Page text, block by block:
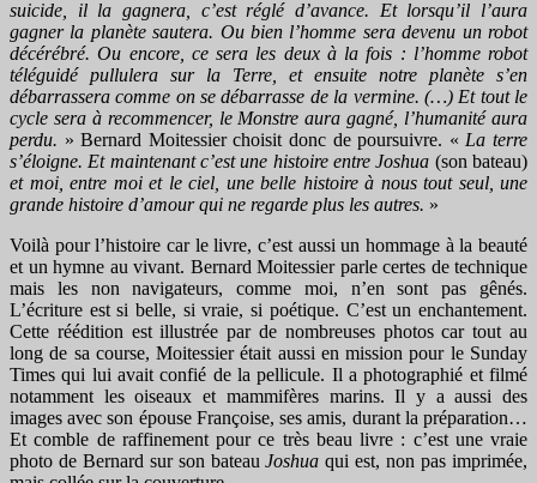
suicide, il la gagnera, c’est réglé d’avance. Et lorsqu’il l’aura
gagner la planète sautera. Ou bien l’homme sera devenu un robot
décérébré. Ou encore, ce sera les deux à la fois : l’homme robot
téléguidé pullulera sur la Terre, et ensuite notre planète s’en
débarrassera comme on se débarrasse de la vermine. (…) Et tout le
cycle sera à recommencer, le Monstre aura gagné, l’humanité aura
perdu. » Bernard Moitessier choisit donc de poursuivre. « La terre
s’éloigne. Et maintenant c’est une histoire entre Joshua (son bateau)
et moi, entre moi et le ciel, une belle histoire à nous tout seul, une
grande histoire d’amour qui ne regarde plus les autres. »
Voilà pour l’histoire car le livre, c’est aussi un hommage à la beauté
et un hymne au vivant. Bernard Moitessier parle certes de technique
mais les non navigateurs, comme moi, n’en sont pas gênés.
L’écriture est si belle, si vraie, si poétique. C’est un enchantement.
Cette réédition est illustrée par de nombreuses photos car tout au
long de sa course, Moitessier était aussi en mission pour le Sunday
Times qui lui avait confié de la pellicule. Il a photographié et filmé
notamment les oiseaux et mammifères marins. Il y a aussi des
images avec son épouse Françoise, ses amis, durant la préparation…
Et comble de raffinement pour ce très beau livre : c’est une vraie
photo de Bernard sur son bateauJoshua qui est, non pas imprimée,